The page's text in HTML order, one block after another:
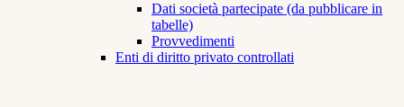
Dati società partecipate (da pubblicare in
tabelle)
Provvedimenti
Enti di diritto privato controllati